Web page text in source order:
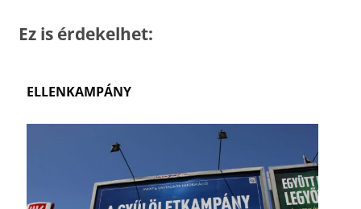
Ez is érdekelhet:
ELLENKAMPÁNY